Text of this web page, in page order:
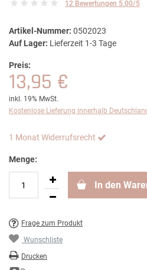
12 Bewertungen 5.00/5
Artikel-Nummer: 0502023
Auf Lager: Lieferzeit 1-3 Tage
Preis:
13,95 €
inkl. 19% MwSt.
Kostenlose Lieferung innerhalb
1 Monat Widerrufsrecht
Menge:
In den
Frage zum Produkt
Wunschliste
Drucken